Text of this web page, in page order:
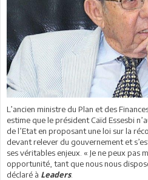
L’ancien ministre du Plan et des
estime que le président Caïd Essesbi
de l’Etat en proposant une loi sur la
devant relever du gouvernement et
ses véritables enjeux. « Je ne peux pas
opportunité, tant que nous nous
déclaré à Leaders.